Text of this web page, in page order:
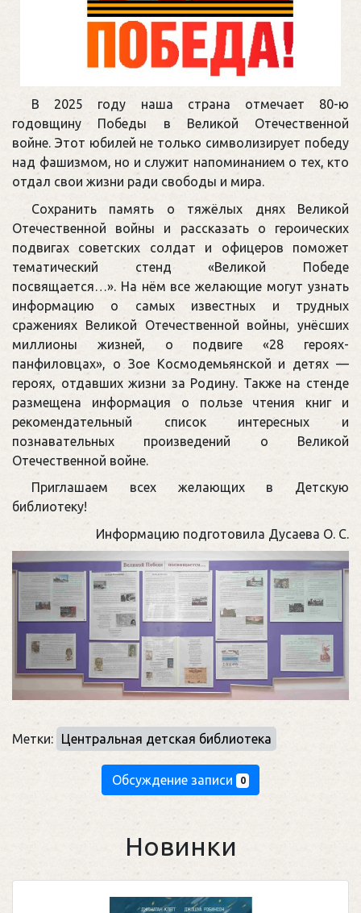
В 2025 году наша страна отмечает 80-ю
годовщину Победы в Великой Отечественной
войне. Этот юбилей не только символизирует победу
над фашизмом, но и служит напоминанием о тех, кто
отдал свои жизни ради свободы и мира.
Сохранить память о тяжёлых днях Великой
Отечественной войны и рассказать о героических
подвигах советских солдат и офицеров поможет
тематический стенд «Великой Победе
посвящается…». На нём все желающие могут узнать
информацию о самых известных и трудных
сражениях Великой Отечественной войны, унёсших
миллионы жизней, о подвиге «28 героях-
панфиловцах», о Зое Космодемьянской и детях —
героях, отдавших жизни за Родину. Также на стенде
размещена информация о пользе чтения книг и
рекомендательный список интересных и
познавательных произведений о Великой
Отечественной войне.
Приглашаем всех желающих в Детскую
библиотеку!
Информацию подготовила Дусаева О. С.
Метки: Центральная детская библиотека
Обсуждение записи 0
Новинки